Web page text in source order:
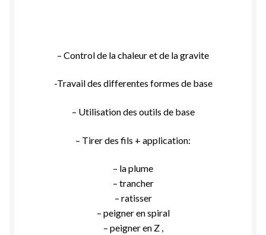
– Control de la chaleur et de la gravite
-Travail des differentes formes de base
– Utilisation des outils de base
– Tirer des fils + application:
– la plume
– trancher
– ratisser
– peigner en spiral
– peigner en Z ,